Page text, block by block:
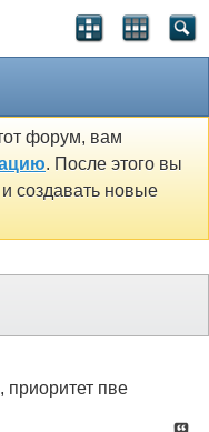
форум, вам
. После этого вы
создавать новые
приоритет пве